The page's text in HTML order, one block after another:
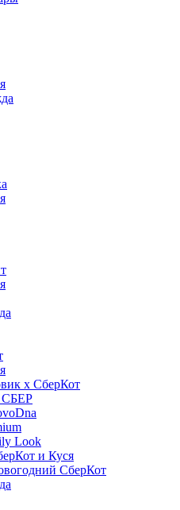
х СберКот
СБЕР
Look
и Куся
СберКот